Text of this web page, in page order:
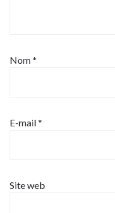
Nom*
E-mail*
Site web